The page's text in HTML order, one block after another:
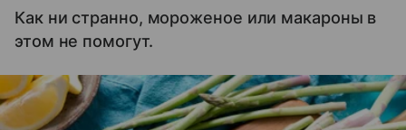
Как ни странно, мороженое или макароны в
этом не помогут.